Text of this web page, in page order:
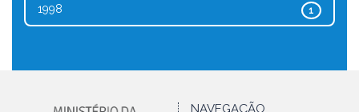
1
1998
NAVEGAÇÃO